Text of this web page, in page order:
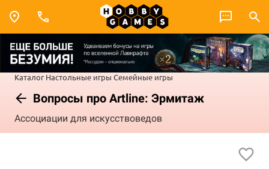
Каталог Настольные игры Семейные игры
Вопросы про Artline: Эрмитаж
Ассоциации для искусствоведов